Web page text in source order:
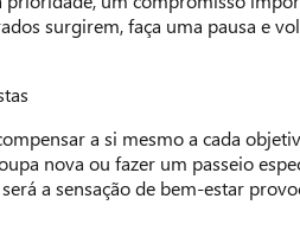
surgirem, faça uma pausa e
a si mesmo a cada
nova ou fazer um passeio
a sensação de bem-estar